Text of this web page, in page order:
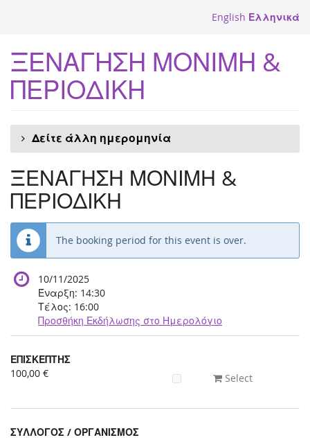
English Ελληνικά
ΞΕΝΑΓΗΣΗ ΜΟΝΙΜΗ &
ΠΕΡΙΟΔΙΚΗ
Δείτε άλλη ημερομηνία
ΞΕΝΑΓΗΣΗ ΜΟΝΙΜΗ &
ΠΕΡΙΟΔΙΚΗ
The booking period for this event is over.
10/11/2025
Έναρξη: 14:30
Τέλος: 16:00
Προσθήκη Εκδήλωσης στο Ημερολόγιο
Προϊόντα
Uncategorized
ΕΠΙΣΚΕΠΤΗΣ
100,00 €
Select
ΣΥΛΛΟΓΟΣ / ΟΡΓΑΝΙΣΜΟΣ